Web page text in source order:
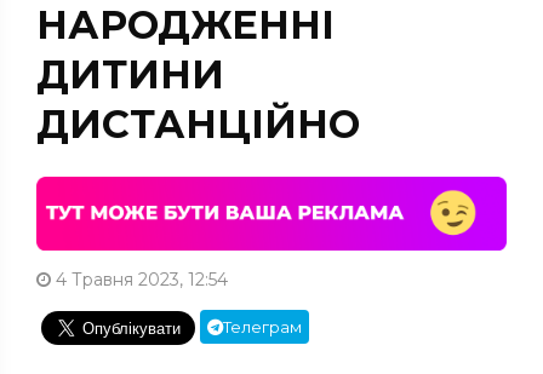
НАРОДЖЕННІ
ДИТИНИ
ДИСТАНЦІЙНО
4 Травня 2023, 12:54
Телеграм